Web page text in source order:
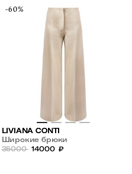
-60%
LIVIANA CONTI
Широкие брюки
35000 14000 ₽